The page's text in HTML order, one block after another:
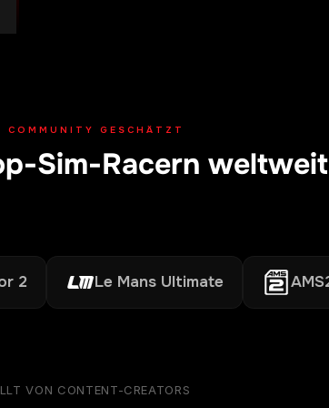
COMMUNITY GESCHÄTZT
Sim-Racern weltweit
Le Mans Ultimate AMS2
VON CONTENT-CREATORS